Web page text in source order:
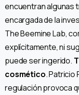
encuentran algunas
encargada de la
The Beemine Lab,
explícitamente, ni
puede ser ingerido.
cosmético. Patricio
regulación provoca